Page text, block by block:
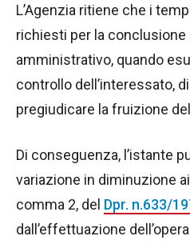
L’Agenzia ritiene che i
richiesti per la
amministrativo, quando
controllo dell’interessato,
pregiudicare la fruizione
Di conseguenza, l’istante
variazione in diminuzione
comma 2, del Dpr. n.633/
dall’effettuazione